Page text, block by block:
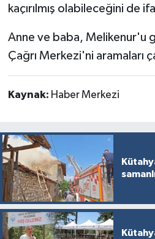
kaçırılmış olabileceğini de
Anne ve baba, Melikenur'u
Çağrı Merkezi'ni aramaları
Kaynak: Haber Merkezi
Sağlık
Şaphane
Siyaset
Spor
Tavşanlı
Teknoloji
Türkiye